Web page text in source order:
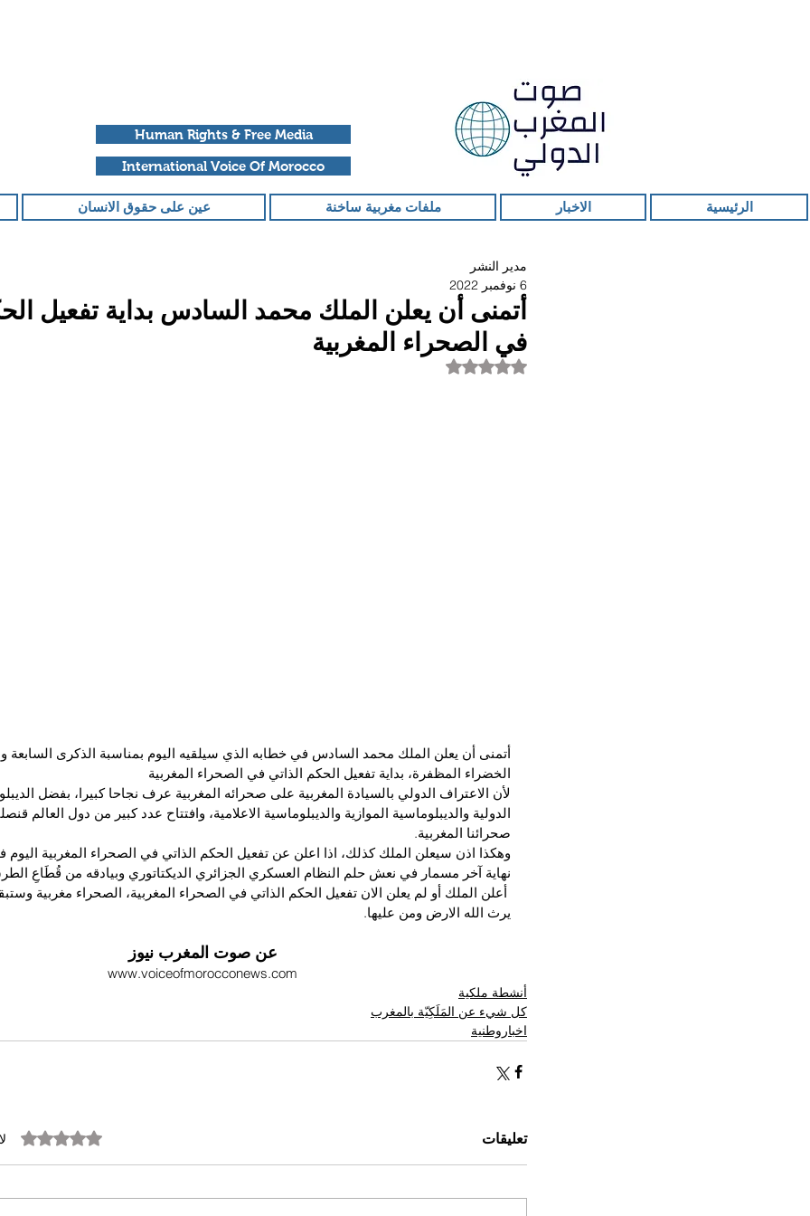
Human Rights & Free Media
International Voice Of Morocco
الرئيسية الاخبار ملفات مغربية ساخنة عين على حقوق الانسان
أتمنى أن يعلن الملك محمد السادس بداية تفعيل
في الصحراء المغربية
مدير النشر
6 نوفمبر 2022
تم التقييم بـ ليس رقمًا من أصل 5 نجوم.
أتمنى أن يعلن الملك محمد السادس في خطابه الذي سيلقيه اليوم بمناسبة الذكرى السابعة
الخضراء المظفرة، بداية تفعيل الحكم الذاتي في الصحراء المغربية
لأن الاعتراف الدولي بالسيادة المغربية على صحرائه المغربية عرف نجاحا كبيرا، بفضل
الدولية والديبلوماسية الموازية والديبلوماسية الاعلامية، وافتتاح عدد كبير من دول العالم
صحرائنا المغربية.
وهكذا اذن سيعلن الملك كذلك، اذا اعلن عن تفعيل الحكم الذاتي في الصحراء المغربية
نهاية آخر مسمار في نعش حلم النظام العسكري الجزائري الديكتاتوري وبيادقه من قُطَاعِ
أعلن الملك أو لم يعلن الان تفعيل الحكم الذاتي في الصحراء المغربية، الصحراء مغربية
يرث الله الارض ومن عليها.
عن صوت المغرب نيوز
www.voiceofmorocconews.com
أنشطة ملكية
كل شيء عن المَلَكِيّة بالمغرب
اخباروطنية
تعليقات تم التقييم بـ 0 من أصل 5 نجوم.